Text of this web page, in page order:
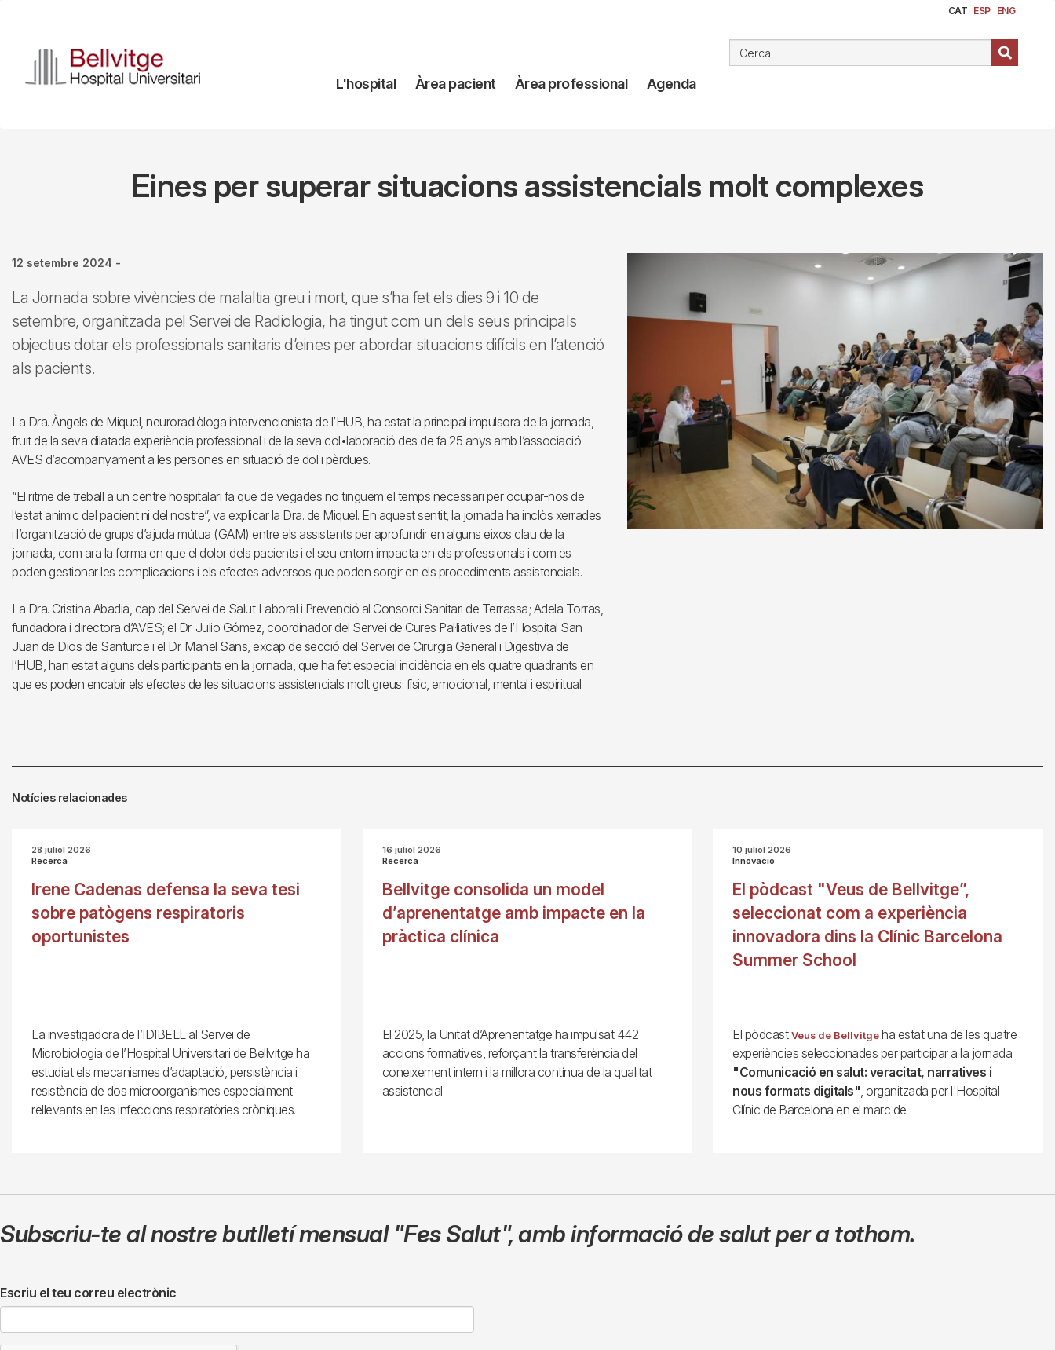
contingut
CAT ESP ENG
Navegación
L'hospital Àrea pacient Àrea professional Agenda
Eines per superar situacions assistencials molt complexes
12 setembre 2024 -
La Jornada sobre vivències de malaltia greu i mort, que s’ha fet els dies 9 i 10 de
setembre, organitzada pel Servei de Radiologia, ha tingut com un dels seus principals
objectius dotar els professionals sanitaris d’eines per abordar situacions difícils en l’atenció
als pacients.
La Dra. Àngels de Miquel, neuroradiòloga intervencionista de l’HUB, ha estat la principal impulsora de la jornada,
fruit de la seva dilatada experiència professional i de la seva col•laboració des de fa 25 anys amb l’associació
AVES d’acompanyament a les persones en situació de dol i pèrdues.
“El ritme de treball a un centre hospitalari fa que de vegades no tinguem el temps necessari per ocupar-nos de
l’estat anímic del pacient ni del nostre”, va explicar la Dra. de Miquel. En aquest sentit, la jornada ha inclòs xerrades
i l’organització de grups d’ajuda mútua (GAM) entre els assistents per aprofundir en alguns eixos clau de la
jornada, com ara la forma en que el dolor dels pacients i el seu entorn impacta en els professionals i com es
poden gestionar les complicacions i els efectes adversos que poden sorgir en els procediments assistencials.
La Dra. Cristina Abadia, cap del Servei de Salut Laboral i Prevenció al Consorci Sanitari de Terrassa; Adela Torras,
fundadora i directora d’AVES; el Dr. Julio Gómez, coordinador del Servei de Cures Pal·liatives de l’Hospital San
Juan de Dios de Santurce i el Dr. Manel Sans, excap de secció del Servei de Cirurgia General i Digestiva de
l’HUB, han estat alguns dels participants en la jornada, que ha fet especial incidència en els quatre quadrants en
que es poden encabir els efectes de les situacions assistencials molt greus: físic, emocional, mental i espiritual.
Notícies relacionades
28 juliol 2026
Recerca
Irene Cadenas defensa la seva tesi
sobre patògens respiratoris
oportunistes
La investigadora de l’IDIBELL al Servei de
Microbiologia de l’Hospital Universitari de Bellvitge ha
estudiat els mecanismes d’adaptació, persistència i
resistència de dos microorganismes especialment
rellevants en les infeccions respiratòries cròniques.
16 juliol 2026
Recerca
Bellvitge consolida un model
d’aprenentatge amb impacte en la
pràctica clínica
El 2025, la Unitat d’Aprenentatge ha impulsat 442
accions formatives, reforçant la transferència del
coneixement intern i la millora contínua de la qualitat
assistencial
10 juliol 2026
Innovació
El pòdcast "Veus de Bellvitge”,
seleccionat com a experiència
innovadora dins la Clínic Barcelona
Summer School
El pòdcast Veus de Bellvitgeha estat una de les quatre
experiències seleccionades per participar a la jornada
"Comunicació en salut: veracitat, narratives i
nous formats digitals", organitzada per l'Hospital
Clínic de Barcelona en el marc de
Subscriu-te al nostre butlletí mensual "Fes Salut",amb informació de salut per a tothom.
Escriu el teu correu electrònic